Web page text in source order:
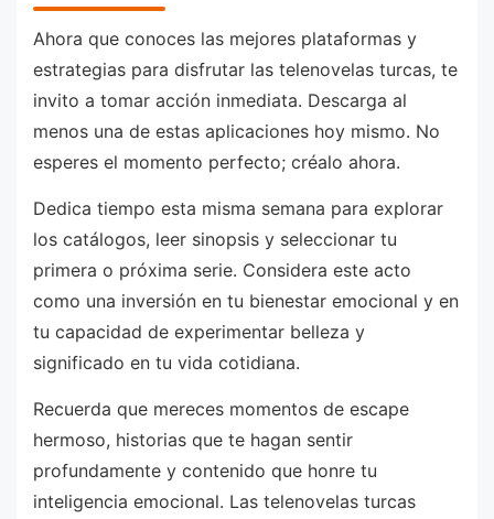
Ahora que conoces las mejores plataformas y
estrategias para disfrutar las telenovelas turcas, te
invito a tomar acción inmediata. Descarga al
menos una de estas aplicaciones hoy mismo. No
esperes el momento perfecto; créalo ahora.
Dedica tiempo esta misma semana para explorar
los catálogos, leer sinopsis y seleccionar tu
primera o próxima serie. Considera este acto
como una inversión en tu bienestar emocional y en
tu capacidad de experimentar belleza y
significado en tu vida cotidiana.
Recuerda que mereces momentos de escape
hermoso, historias que te hagan sentir
profundamente y contenido que honre tu
inteligencia emocional. Las telenovelas turcas